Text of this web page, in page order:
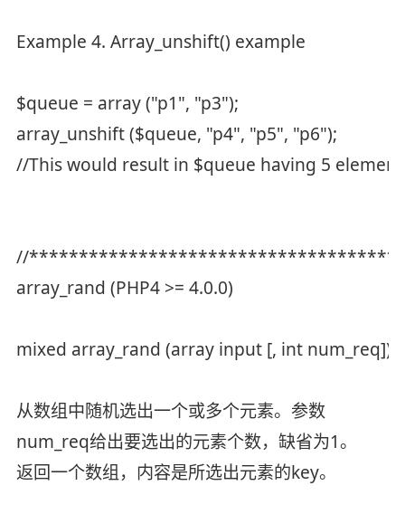
Example 4. Array_unshift() example
$queue = array ("p1", "p3");
array_unshift ($queue, "p4", "p5", "p6");
//This would result in $queue having 5
//
array_rand (PHP4 >= 4.0.0)
mixed array_rand (array input [, int num_req])
从数组中随机选出一个或多个元素。参数
num_req给出要选出的元素个数，缺省为1。
返回一个数组，内容是所选出元素的key。